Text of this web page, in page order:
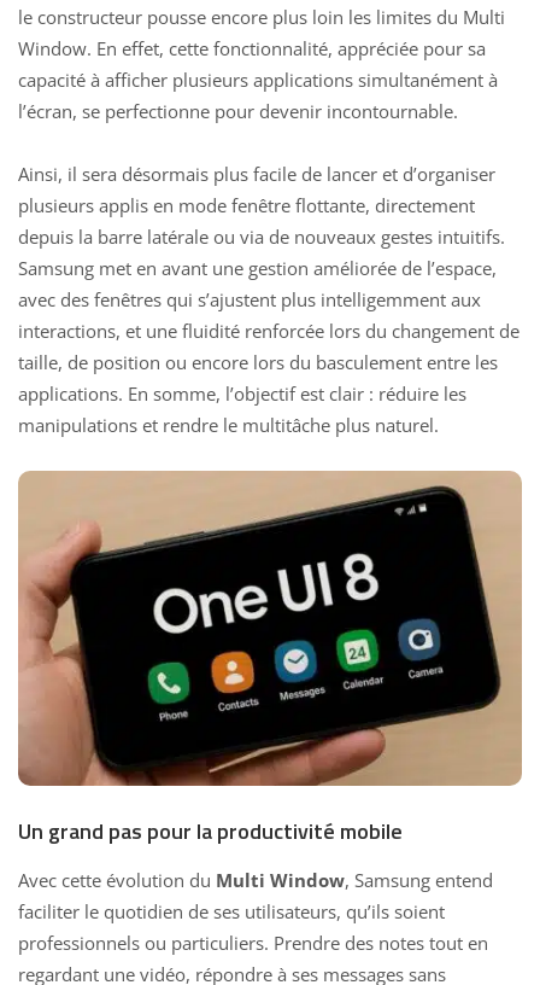
le constructeur pousse encore plus loin les limites du Multi
Window. En effet, cette fonctionnalité, appréciée pour sa
capacité à afficher plusieurs applications simultanément à
l’écran, se perfectionne pour devenir incontournable.
Ainsi, il sera désormais plus facile de lancer et d’organiser
plusieurs applis en mode fenêtre flottante, directement
depuis la barre latérale ou via de nouveaux gestes intuitifs.
Samsung met en avant une gestion améliorée de l’espace,
avec des fenêtres qui s’ajustent plus intelligemment aux
interactions, et une fluidité renforcée lors du changement de
taille, de position ou encore lors du basculement entre les
applications. En somme, l’objectif est clair : réduire les
manipulations et rendre le multitâche plus naturel.
Un grand pas pour la productivité mobile
Avec cette évolution du Multi Window, Samsung entend
faciliter le quotidien de ses utilisateurs, qu’ils soient
professionnels ou particuliers. Prendre des notes tout en
regardant une vidéo, répondre à ses messages sans